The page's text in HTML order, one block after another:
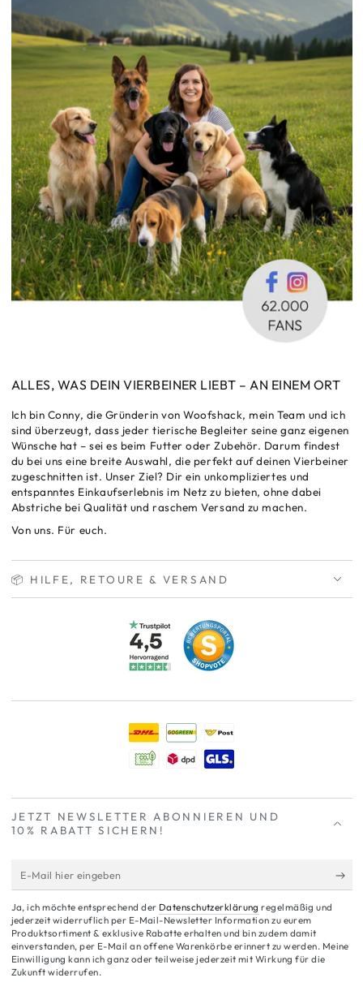
ALLES, WAS DEIN VIERBEINER LIEBT – AN EINEM ORT
Ich bin Conny, die Gründerin von Woofshack, mein Team und ich
sind überzeugt, dass jeder tierische Begleiter seine ganz eigenen
Wünsche hat – sei es beim Futter oder Zubehör. Darum findest
du bei uns eine breite Auswahl, die perfekt auf deinen Vierbeiner
zugeschnitten ist. Unser Ziel? Dir ein unkompliziertes und
entspanntes Einkaufserlebnis im Netz zu bieten, ohne dabei
Abstriche bei Qualität und raschem Versand zu machen.
Von uns. Für euch.
📦 HILFE, RETOURE & VERSAND
JETZT NEWSLETTER ABONNIEREN UND
10% RABATT SICHERN!
E-
Mail
hier
eingeben
Ja, ich möchte entsprechend der Datenschutzerklärung regelmäßig und
jederzeit widerruflich per E-Mail-Newsletter Information zu eurem
Produktsortiment & exklusive Rabatte erhalten und bin zudem damit
einverstanden, per E-Mail an offene Warenkörbe erinnert zu werden. Meine
Einwilligung kann ich ganz oder teilweise jederzeit mit Wirkung für die
Zukunft widerrufen.